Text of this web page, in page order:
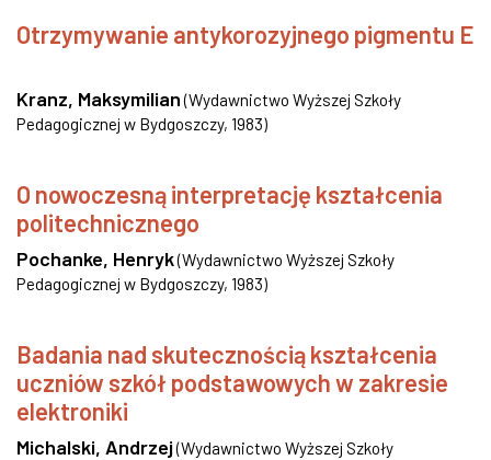
Otrzymywanie antykorozyjnego pigmentu E
Kranz, Maksymilian (Wydawnictwo Wyższej Szkoły
Pedagogicznej w Bydgoszczy, 1983)
O nowoczesną interpretację kształcenia
politechnicznego
Pochanke, Henryk(Wydawnictwo Wyższej Szkoły
Pedagogicznej w Bydgoszczy, 1983)
Badania nad skutecznością kształcenia
uczniów szkół podstawowych w zakresie
elektroniki
Michalski, Andrzej(Wydawnictwo Wyższej Szkoły